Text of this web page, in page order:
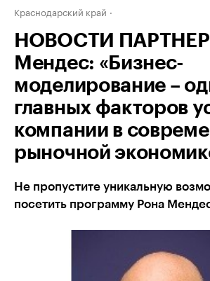
Краснодарский край
НОВОСТИ
Мендес: «Бизнес-
моделирование –
главных факторов
компании в
рыночной
Не пропустите уникальную
посетить программу Рона